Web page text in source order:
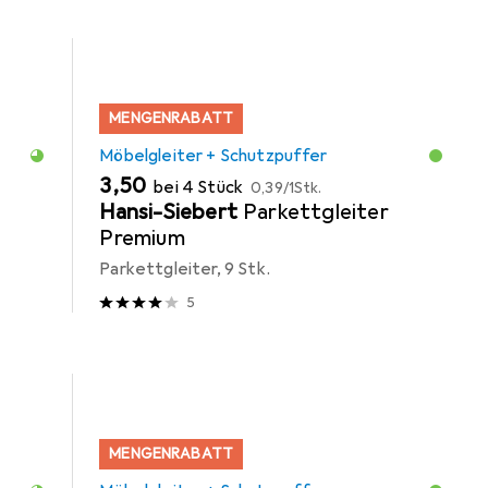
MENGENRABATT
Möbelgleiter + Schutzpuffer
EUR
3,50 bei 4 Stück EUR
0,39/1Stk.
Hansi-Siebert Parkettgleiter
Premium
Parkettgleiter, 9 Stk.
5
MENGENRABATT